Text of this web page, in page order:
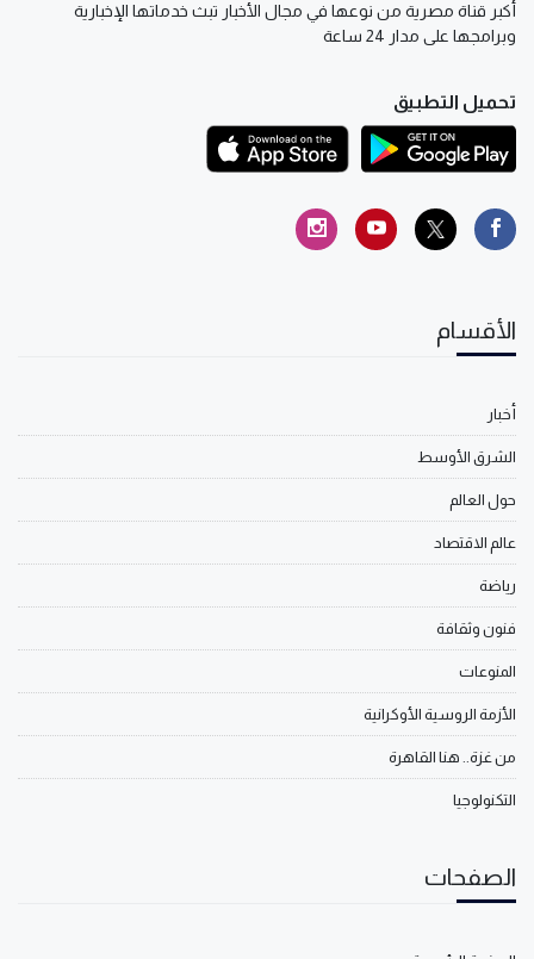
أكبر قناة مصرية من نوعها في مجال الأخبار تبث خدماتها الإخبارية
وبرامجها على مدار 24 ساعة
تحميل التطبيق
الأقسام
أخبار
الشرق الأوسط
حول العالم
عالم الاقتصاد
رياضة
فنون وثقافة
المنوعات
الأزمة الروسية الأوكرانية
من غزة.. هنا القاهرة
التكنولوجيا
الصفحات